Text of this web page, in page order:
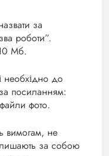
за
роботи”.
Мб.
необхідно до
посиланням:
фото.
вимогам, не
за собою